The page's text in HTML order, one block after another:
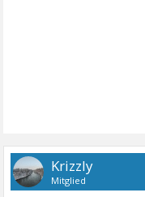
Krizzly
Mitglied